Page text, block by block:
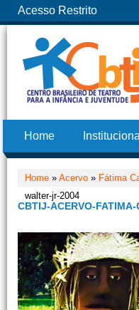
Acesso Restrito
Home Institucional
Home » Acervo » Fátima
walter-jr-2004
CBTIJ-ACERVO-